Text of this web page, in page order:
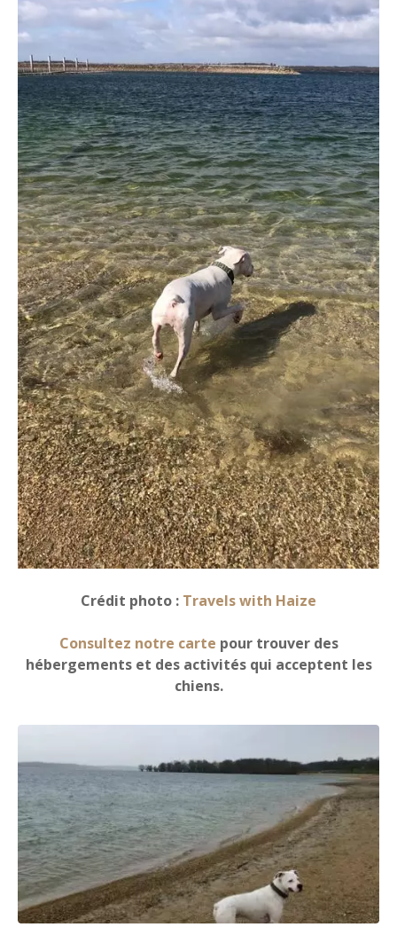
Crédit photo : Travels with Haize
Consultez notre carte pour trouver des
hébergements et des activités qui acceptent les
chiens.